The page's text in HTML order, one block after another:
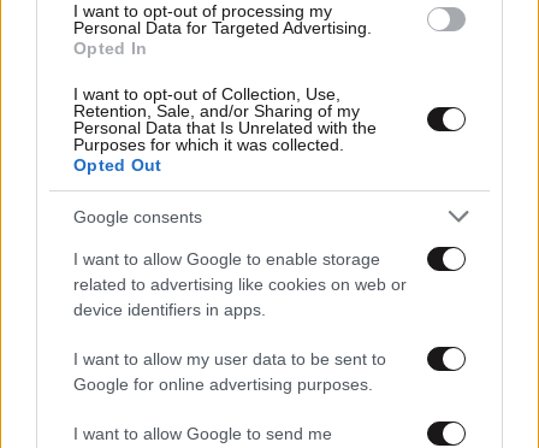
I want to opt-out of processing my
Personal Data for Targeted Advertising.
Opted In
I want to opt-out of Collection, Use,
Retention, Sale, and/or Sharing of my
Personal Data that Is Unrelated with the
Purposes for which it was collected.
Opted Out
Google consents
I want to allow Google to enable storage
related to advertising like cookies on web or
device identifiers in apps.
I want to allow my user data to be sent to
Google for online advertising purposes.
I want to allow Google to send me
15·02·2024 09:52
Επίθεση στο Κάνσας: Ο Μπάιντεν καλεί ξανά το
Κογκρέσο να νομοθετήσει, για να τερματιστεί η
«επιδημία» της βίας με τη χρήση όπλων